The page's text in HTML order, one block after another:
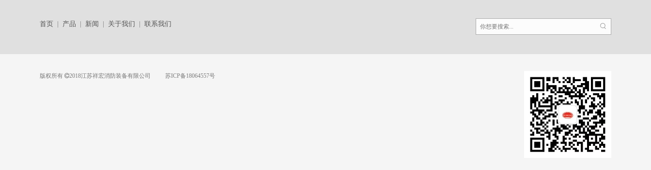
首页 产品 新闻 关于我们 联系我们
版权所有 2018江苏祥宏消防装备有限公司 苏ICP备18064557号